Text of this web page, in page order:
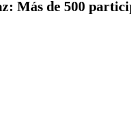
Más de 500